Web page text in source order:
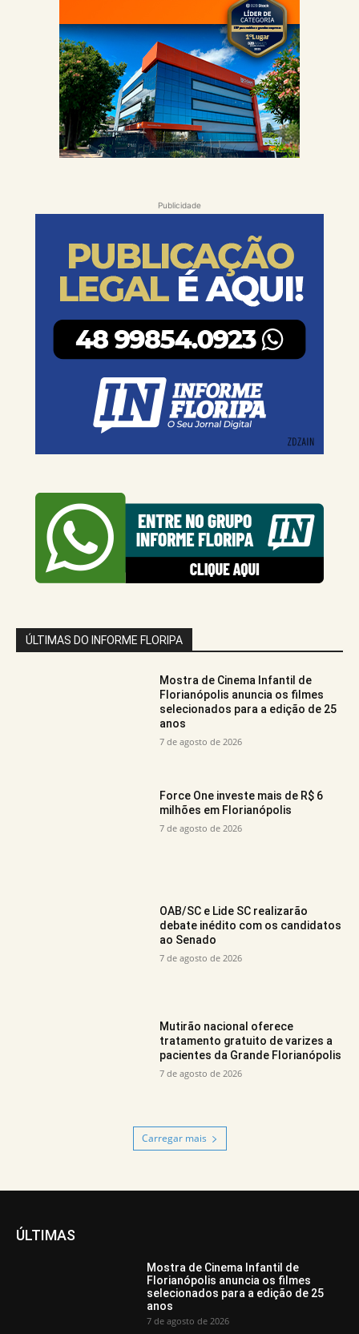
Publicidade
ÚLTIMAS DO INFORME FLORIPA
Mostra de Cinema Infantil de
Florianópolis anuncia os filmes
selecionados para a edição de 25
anos
7 de agosto de 2026
Force One investe mais de R$ 6
milhões em Florianópolis
7 de agosto de 2026
OAB/SC e Lide SC realizarão
debate inédito com os candidatos
ao Senado
7 de agosto de 2026
Mutirão nacional oferece
tratamento gratuito de varizes a
pacientes da Grande Florianópolis
7 de agosto de 2026
Carregar mais
ÚLTIMAS
Mostra de Cinema Infantil de
Florianópolis anuncia os filmes
selecionados para a edição de 25
anos
7 de agosto de 2026